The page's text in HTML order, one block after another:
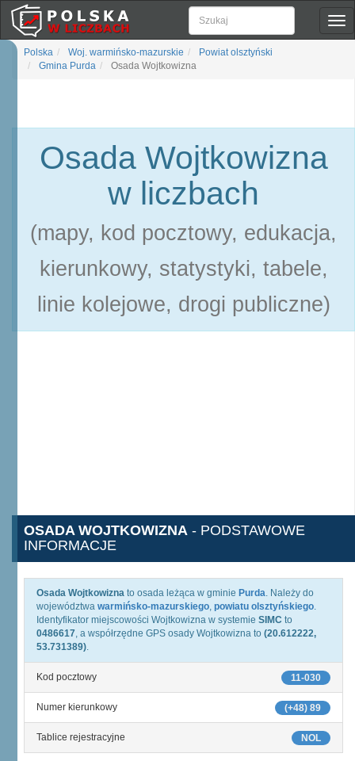
Polska Woj. warmińsko-mazurskie
Powiat olsztyński
Gmina Purda
Osada Wojtkowizna
Osada Wojtkowizna
w liczbach
(mapy, kod pocztowy, edukacja,
kierunkowy, statystyki, tabele,
linie kolejowe, drogi publiczne)
OSADA WOJTKOWIZNA - PODSTAWOWE
INFORMACJE
Osada Wojtkowizna to osada leżąca w gminie Purda. Należy do
województwa warmińsko-mazurskiego, powiatu olsztyńskiego.
Identyfikator miejscowości Wojtkowizna w systemie SIMC to
0486617, a współrzędne GPS osady Wojtkowizna to (20.612222,
53.731389).
11-030
Kod pocztowy
(+48) 89
Numer kierunkowy
NOL
Tablice rejestracyjne